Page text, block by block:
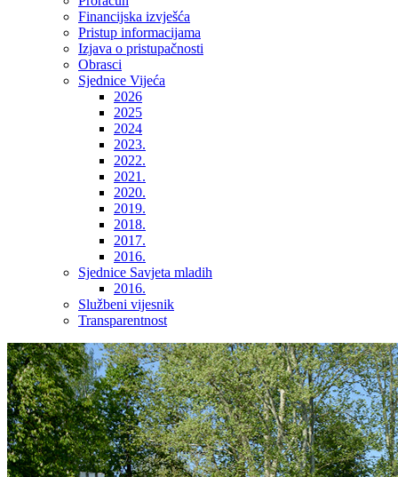
Financijska izvješća
Pristup informacijama
Izjava o pristupačnosti
Obrasci
Sjednice Vijeća
2026
2025
2024
2023.
2022.
2021.
2020.
2019.
2018.
2017.
2016.
Sjednice Savjeta mladih
2016.
Službeni vijesnik
Transparentnost